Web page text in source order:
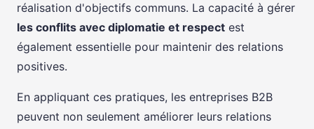
réalisation d'objectifs communs. La capacité à gérer
les conflits avec diplomatie et respect est
également essentielle pour maintenir des relations
positives.
En appliquant ces pratiques, les entreprises B2B
peuvent non seulement améliorer leurs relations